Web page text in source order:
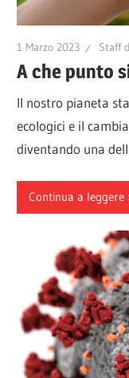
1 Marzo 2023 Staff
A che punto
Il nostro pianeta
ecologici e il
diventando una
Continua a leggere